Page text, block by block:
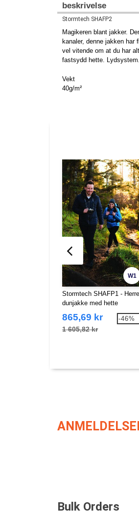
beskrivelse
Stormtech SHAFP2
Magikeren blant jakker.
kanaler, denne jakken
vel vitende om at du har
fastsydd hette.
Vekt
40g/m²
W1
Stormtech SHAFP1 - Herre
dunjakke med hette
865,69 kr
1 605,82 kr
-46%
Bulk Orders